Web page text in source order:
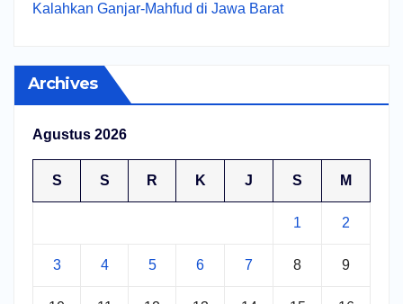
Kalahkan Ganjar-Mahfud di Jawa Barat
Archives
Agustus 2026
S S R K J S M
1 2
3 4 5 6 7 8 9